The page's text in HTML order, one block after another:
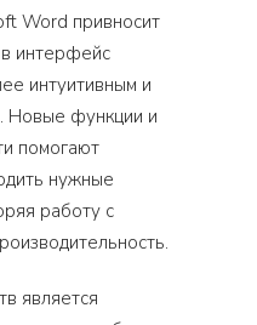
Word привносит
интерфейс
интуитивным и
Новые функции и
помогают
нужные
работу с
является